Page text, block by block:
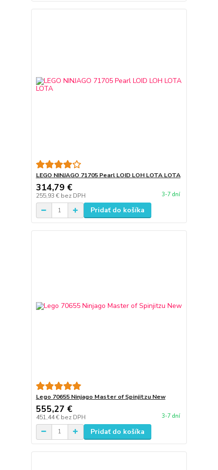
LEGO NINJAGO 71705 Pearl LOID LOH LOTA LOTA
314,79 €
255,93 € bez DPH 3-7 dní
Pridať do košíka
Lego 70655 Ninjago Master of Spinjitzu New
555,27 €
451,44 € bez DPH 3-7 dní
Pridať do košíka